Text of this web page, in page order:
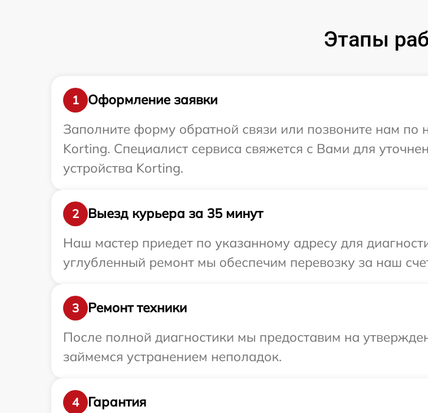
Этапы
1
Оформление заявки
Заполните форму обратной связи или позвоните нам по
Korting. Специалист сервиса свяжется с Вами для
устройства Korting.
2
Выезд курьера за 35 минут
Наш мастер приедет по указанному адресу для
углубленный ремонт мы обеспечим перевозку за наш
3
Ремонт техники
После полной диагностики мы предоставим на
займемся устранением неполадок.
4
Гарантия